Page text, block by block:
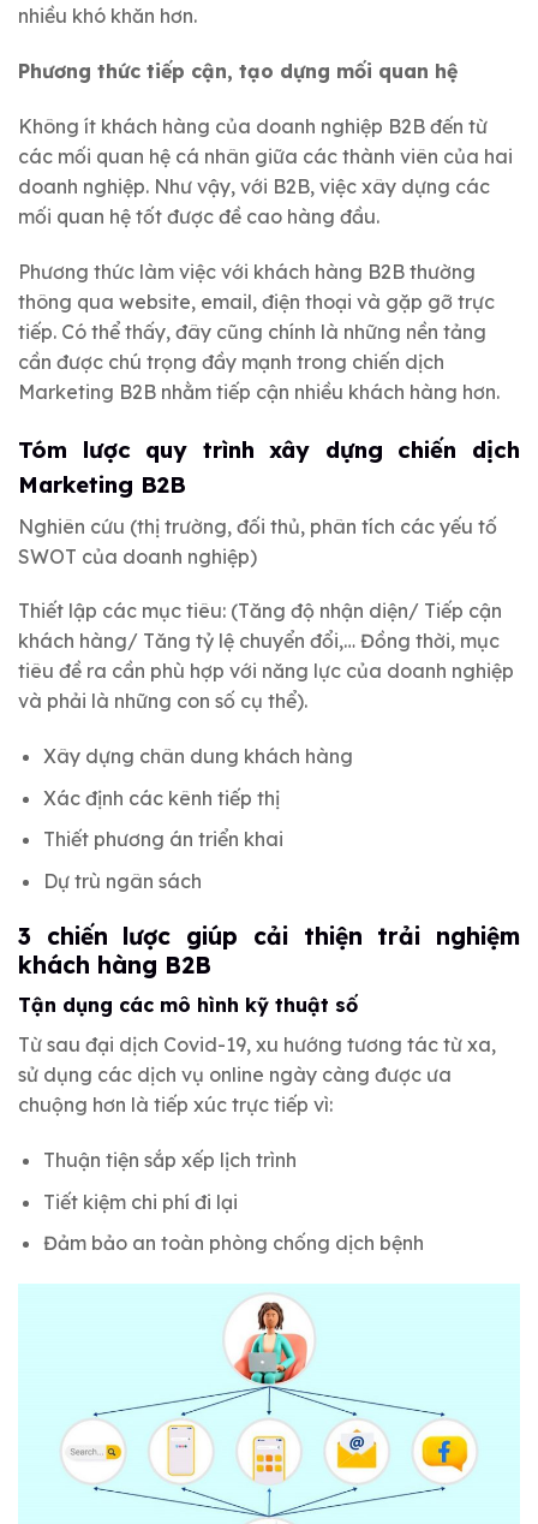
nhiều khó khăn hơn.
Phương thức tiếp cận, tạo dựng mối quan hệ
Không ít khách hàng của doanh nghiệp B2B đến từ
các mối quan hệ cá nhân giữa các thành viên của hai
doanh nghiệp. Như vậy, với B2B, việc xây dựng các
mối quan hệ tốt được đề cao hàng đầu.
Phương thức làm việc với khách hàng B2B thường
thông qua website, email, điện thoại và gặp gỡ trực
tiếp. Có thể thấy, đây cũng chính là những nền tảng
cần được chú trọng đầy mạnh trong chiến dịch
Marketing B2B nhằm tiếp cận nhiều khách hàng hơn.
Tóm lược quy trình xây dựng chiến dịch
Marketing B2B
Nghiên cứu (thị trường, đối thủ, phân tích các yếu tố
SWOT của doanh nghiệp)
Thiết lập các mục tiêu: (Tăng độ nhận diện/ Tiếp cận
khách hàng/ Tăng tỷ lệ chuyển đổi,… Đồng thời, mục
tiêu đề ra cần phù hợp với năng lực của doanh nghiệp
và phải là những con số cụ thể).
Xây dựng chân dung khách hàng
Xác định các kênh tiếp thị
Thiết phương án triển khai
Dự trù ngân sách
3 chiến lược giúp cải thiện trải nghiệm
khách hàng B2B
Tận dụng các mô hình kỹ thuật số
Từ sau đại dịch Covid-19, xu hướng tương tác từ xa,
sử dụng các dịch vụ online ngày càng được ưa
chuộng hơn là tiếp xúc trực tiếp vì:
Thuận tiện sắp xếp lịch trình
Tiết kiệm chi phí đi lại
Đảm bảo an toàn phòng chống dịch bệnh